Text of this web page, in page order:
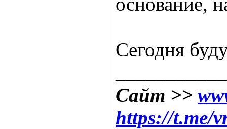
Сегодня
Сайт >>
https://t.me/